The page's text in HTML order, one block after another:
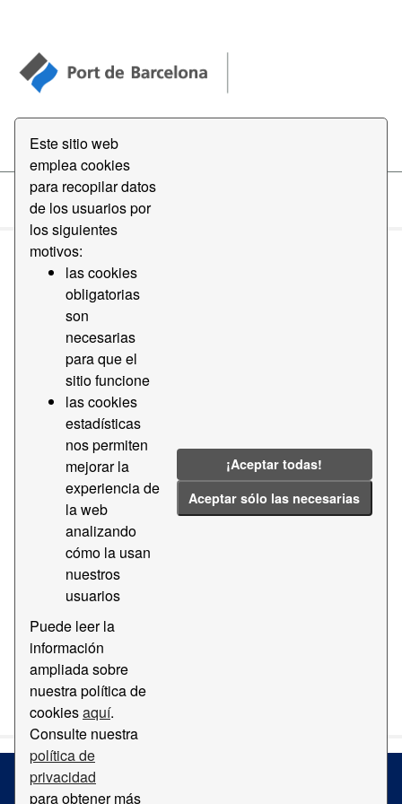
Este sitio web
emplea cookies
para recopilar datos
de los usuarios por
los siguientes
motivos:
las cookies
obligatorias
son
necesarias
para que el
sitio funcione
las cookies
estadísticas
nos permiten
mejorar la
experiencia de
la web
analizando
cómo la usan
nuestros
usuarios
Puede leer la
información
ampliada sobre
nuestra política de
cookiesaquí.
Consulte nuestra
política de
privacidad
para obtener más
¡Aceptar todas!
Aceptar sólo las necesarias
Open Data
Conjuntos de datos
Ordenar por
1 conjunto de datos encontrado
2017
2011
Filtrar Resultados
Ortofotomapa
Mapa con ortofotomapa del Puerto de Barcelona
API(verAPI Docs ).